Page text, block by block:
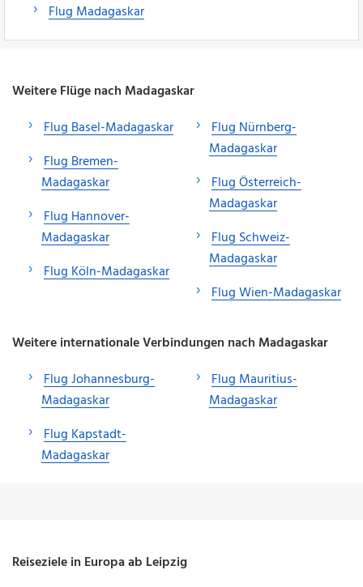
Flug Madagaskar
Weitere Flüge nach Madagaskar
Flug Basel-Madagaskar
Flug Bremen-
Madagaskar
Flug Hannover-
Madagaskar
Flug Köln-Madagaskar
Flug Nürnberg-
Madagaskar
Flug Österreich-
Madagaskar
Flug Schweiz-
Madagaskar
Flug Wien-Madagaskar
Weitere internationale Verbindungen nach Madagaskar
Flug Johannesburg-
Madagaskar
Flug Kapstadt-
Madagaskar
Flug Mauritius-
Madagaskar
Reiseziele in Europa ab Leipzig